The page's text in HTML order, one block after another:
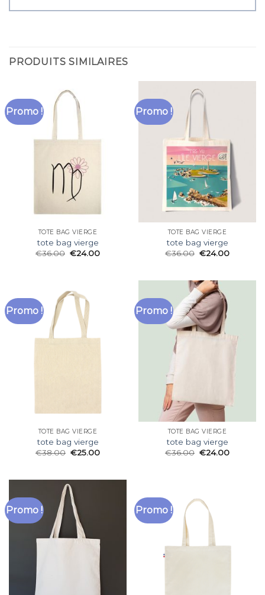
PRODUITS SIMILAIRES
Promo !
TOTE BAG VIERGE
tote bag vierge
€36.00 €24.00
Promo !
TOTE BAG VIERGE
tote bag vierge
€36.00 €24.00
Promo !
TOTE BAG VIERGE
tote bag vierge
€38.00 €25.00
Promo !
TOTE BAG VIERGE
tote bag vierge
€36.00 €24.00
Promo ! Promo !